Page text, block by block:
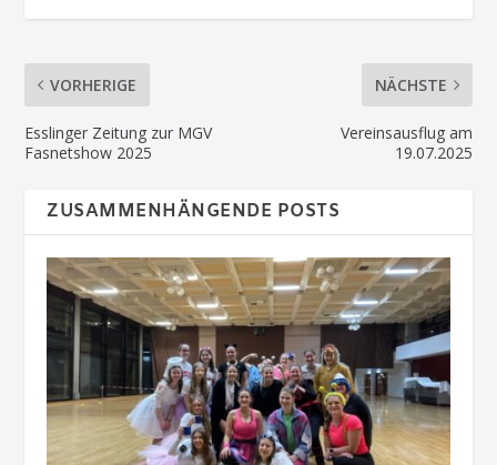
VORHERIGE
Esslinger Zeitung zur MGV
Fasnetshow 2025
NÄCHSTE
Vereinsausflug am
19.07.2025
ZUSAMMENHÄNGENDE POSTS